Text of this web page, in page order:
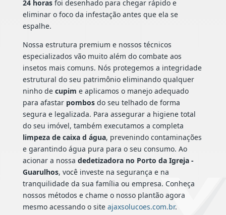
24 horasfoi desenhado para chegar rápido e
eliminar o foco da infestação antes que ela se
espalhe.
Nossa estrutura premium e nossos técnicos
especializados vão muito além do combate aos
insetos mais comuns. Nós protegemos a integridade
estrutural do seu patrimônio eliminando qualquer
ninho de cupim e aplicamos o manejo adequado
para afastar pombosdo seu telhado de forma
segura e legalizada. Para assegurar a higiene total
do seu imóvel, também executamos a completa
limpeza de caixa d água, prevenindo contaminações
e garantindo água pura para o seu consumo. Ao
acionar a nossa dedetizadora no Porto da Igreja -
Guarulhos, você investe na segurança e na
tranquilidade da sua família ou empresa. Conheça
nossos métodos e chame o nosso plantão agora
mesmo acessando o site ajaxsolucoes.com.br.